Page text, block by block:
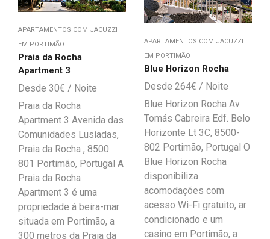
APARTAMENTOS COM JACUZZI
EM PORTIMÃO
Praia da Rocha
Apartment 3
30€
Praia da Rocha
Apartment 3 Avenida das
Comunidades Lusíadas,
Praia da Rocha , 8500
801 Portimão, Portugal A
Praia da Rocha
Apartment 3 é uma
propriedade à beira-mar
situada em Portimão, a
300 metros da Praia da
APARTAMENTOS COM JACUZZI
EM PORTIMÃO
Blue Horizon Rocha
264€
Blue Horizon Rocha Av.
Tomás Cabreira Edf. Belo
Horizonte Lt 3C, 8500-
802 Portimão, Portugal O
Blue Horizon Rocha
disponibiliza
acomodações com
acesso Wi-Fi gratuito, ar
condicionado e um
casino em Portimão, a